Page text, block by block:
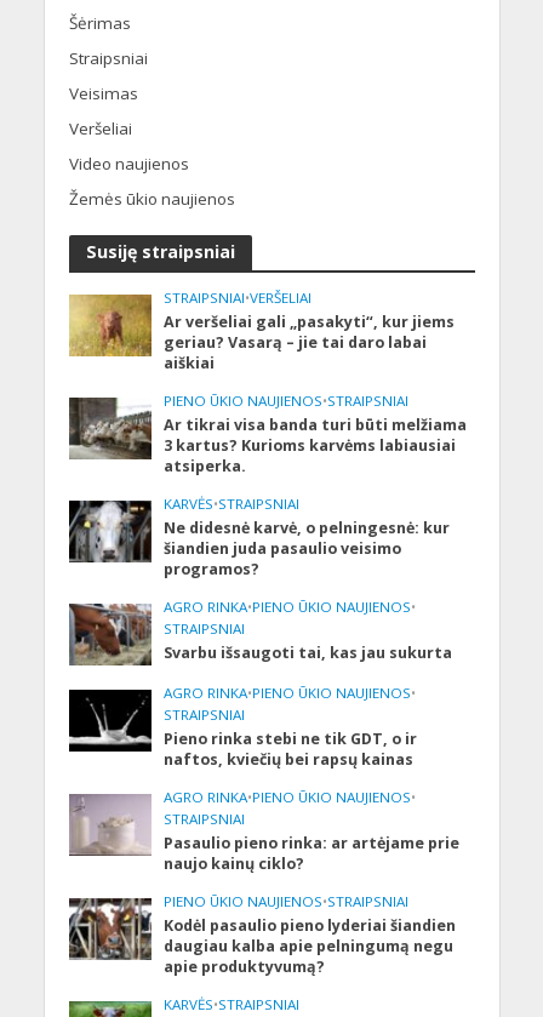
Šėrimas
Straipsniai
Veisimas
Veršeliai
Video naujienos
Žemės ūkio naujienos
Susiję straipsniai
STRAIPSNIAI•VERŠELIAI
Ar veršeliai gali „pasakyti“, kur jiems
geriau? Vasarą – jie tai daro labai
aiškiai
PIENO ŪKIO NAUJIENOS•STRAIPSNIAI
Ar tikrai visa banda turi būti melžiama
3 kartus? Kurioms karvėms labiausiai
atsiperka.
KARVĖS•STRAIPSNIAI
Ne didesnė karvė, o pelningesnė: kur
šiandien juda pasaulio veisimo
programos?
AGRO RINKA•PIENO ŪKIO NAUJIENOS•
STRAIPSNIAI
Svarbu išsaugoti tai, kas jau sukurta
AGRO RINKA•PIENO ŪKIO NAUJIENOS•
STRAIPSNIAI
Pieno rinka stebi ne tik GDT, o ir
naftos, kviečių bei rapsų kainas
AGRO RINKA•PIENO ŪKIO NAUJIENOS•
STRAIPSNIAI
Pasaulio pieno rinka: ar artėjame prie
naujo kainų ciklo?
PIENO ŪKIO NAUJIENOS•STRAIPSNIAI
Kodėl pasaulio pieno lyderiai šiandien
daugiau kalba apie pelningumą negu
apie produktyvumą?
KARVĖS•STRAIPSNIAI